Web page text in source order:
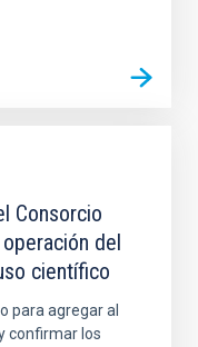
Consorcio
del
científico
para agregar al
confirmar los